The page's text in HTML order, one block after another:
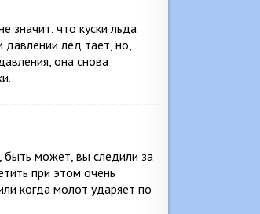
значит, что куски льда
давлении лед тает, но,
она снова
быть может, вы следили за
при этом очень
когда молот ударяет по